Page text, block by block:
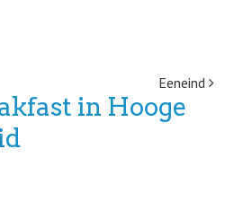
Eeneind
in Hooge